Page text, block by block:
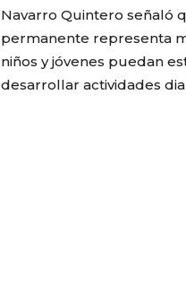
Navarro Quintero señaló
permanente representa
niños y jóvenes puedan
desarrollar actividades